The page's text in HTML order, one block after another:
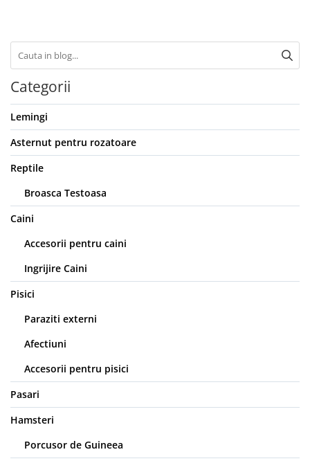
Categorii
Lemingi
Asternut pentru rozatoare
Reptile
Broasca Testoasa
Caini
Accesorii pentru caini
Ingrijire Caini
Pisici
Paraziti externi
Afectiuni
Accesorii pentru pisici
Pasari
Hamsteri
Porcusor de Guineea